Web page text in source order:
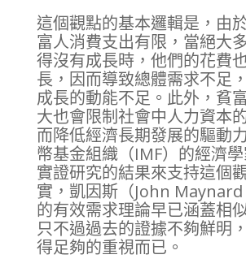
這個觀點的基本邏輯是，由
富人消費支出有限，當絕大
得沒有成長時，他們的花費
長，因而導致總體需求不足
成長的動能不足。此外，貧
大也會限制社會中人力資本
而降低經濟長期發展的驅動
幣基金組織（IMF）的經濟
實證研究的結果來支持這個
實，凱因斯（John Maynard
的有效需求理論早已涵蓋相
只不過過去的證據不夠鮮明
得足夠的重視而已。